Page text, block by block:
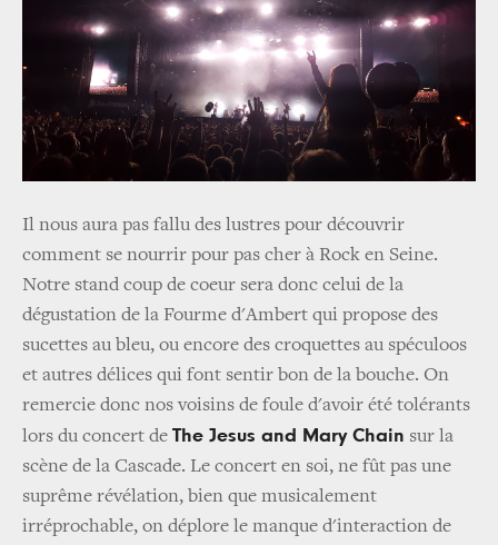
Il nous aura pas fallu des lustres pour découvrir
comment se nourrir pour pas cher à Rock en Seine.
Notre stand coup de coeur sera donc celui de la
dégustation de la Fourme d'Ambert qui propose des
sucettes au bleu, ou encore des croquettes au spéculoos
et autres délices qui font sentir bon de la bouche. On
remercie donc nos voisins de foule d'avoir été tolérants
lors du concert de The Jesus and Mary Chain sur la
scène de la Cascade. Le concert en soi, ne fût pas une
suprême révélation, bien que musicalement
irréprochable, on déplore le manque d'interaction de